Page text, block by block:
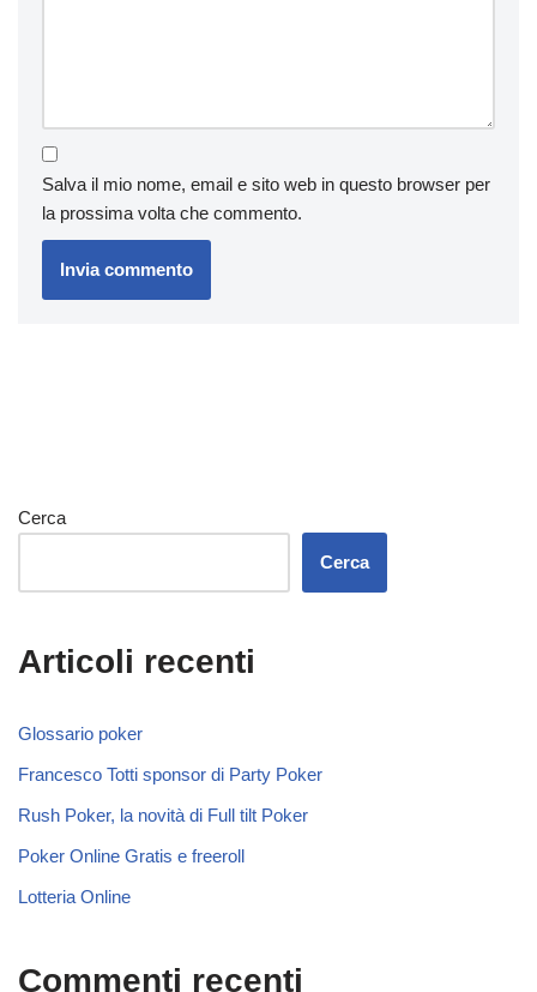
Salva il mio nome, email e sito web in questo browser per
la prossima volta che commento.
Cerca
Cerca
Articoli recenti
Glossario poker
Francesco Totti sponsor di Party Poker
Rush Poker, la novità di Full tilt Poker
Poker Online Gratis e freeroll
Lotteria Online
Commenti recenti